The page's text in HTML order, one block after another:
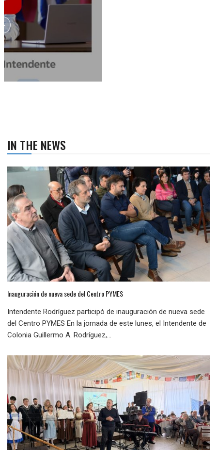
IN THE NEWS
Inauguración de nueva sede del Centro PYMES
Intendente Rodríguez participó de inauguración de nueva sede
del Centro PYMES En la jornada de este lunes, el Intendente de
Colonia Guillermo A. Rodríguez,...